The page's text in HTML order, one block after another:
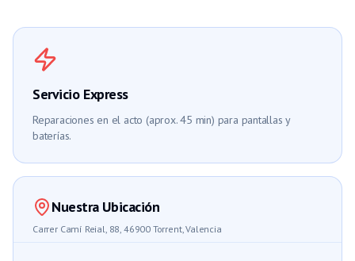
Servicio Express
Reparaciones en el acto (aprox. 45 min) para pantallas y
baterías.
Nuestra Ubicación
Carrer Camí Reial, 88, 46900 Torrent, Valencia